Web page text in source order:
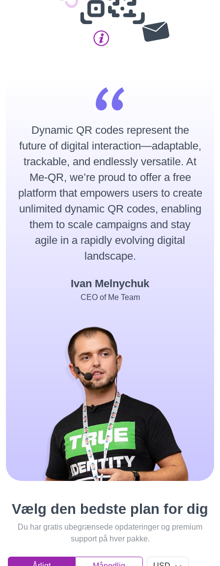
Dynamic QR codes represent the
future of digital interaction—adaptable,
trackable, and endlessly versatile. At
Me-QR, we’re proud to offer a free
platform that empowers users to create
unlimited dynamic QR codes, enabling
them to scale campaigns and stay
agile in a rapidly evolving digital
landscape.
Ivan Melnychuk
CEO of Me Team
Vælg den bedste plan for dig
Du har gratis ubegrænsede opdateringer og premium
support på hver pakke.